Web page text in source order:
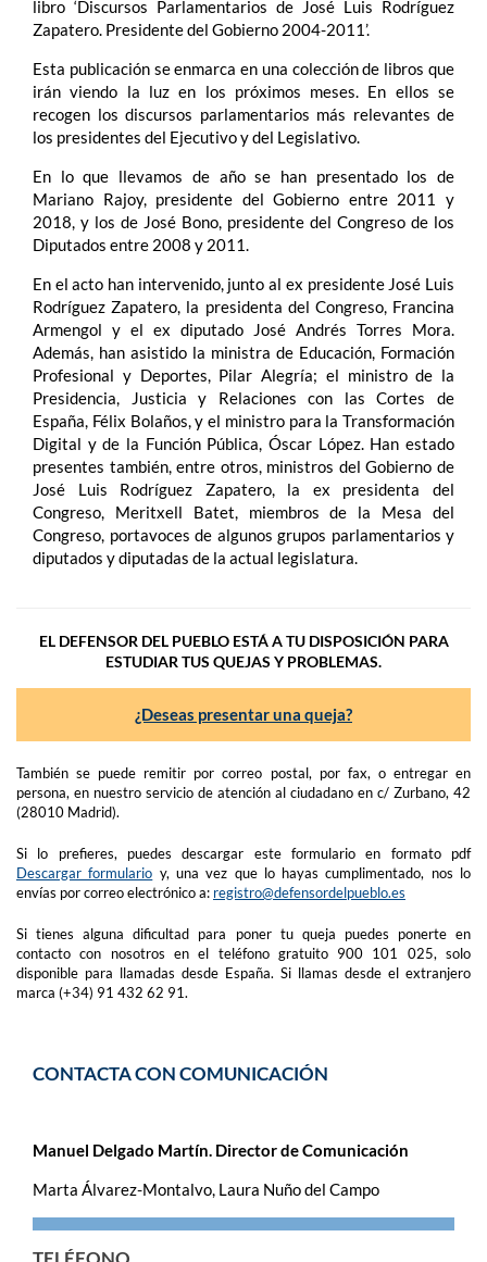
libro ‘Discursos Parlamentarios de José Luis Rodríguez
Zapatero. Presidente del Gobierno 2004-2011’.
Esta publicación se enmarca en una colección de libros que
irán viendo la luz en los próximos meses. En ellos se
recogen los discursos parlamentarios más relevantes de
los presidentes del Ejecutivo y del Legislativo.
En lo que llevamos de año se han presentado los de
Mariano Rajoy, presidente del Gobierno entre 2011 y
2018, y los de José Bono, presidente del Congreso de los
Diputados entre 2008 y 2011.
En el acto han intervenido, junto al ex presidente José Luis
Rodríguez Zapatero, la presidenta del Congreso, Francina
Armengol y el ex diputado José Andrés Torres Mora.
Además, han asistido la ministra de Educación, Formación
Profesional y Deportes, Pilar Alegría; el ministro de la
Presidencia, Justicia y Relaciones con las Cortes de
España, Félix Bolaños, y el ministro para la Transformación
Digital y de la Función Pública, Óscar López. Han estado
presentes también, entre otros, ministros del Gobierno de
José Luis Rodríguez Zapatero, la ex presidenta del
Congreso, Meritxell Batet, miembros de la Mesa del
Congreso, portavoces de algunos grupos parlamentarios y
diputados y diputadas de la actual legislatura.
EL DEFENSOR DEL PUEBLO ESTÁ A TU DISPOSICIÓN PARA
ESTUDIAR TUS QUEJAS Y PROBLEMAS.
¿Deseas presentar una queja?
También se puede remitir por correo postal, por fax, o entregar en
persona, en nuestro servicio de atención al ciudadano en c/ Zurbano, 42
(28010 Madrid).
Si lo prefieres, puedes descargar este formulario en formato pdf
Descargar formulario y, una vez que lo hayas cumplimentado, nos lo
envías por correo electrónico a: registro@defensordelpueblo.es
Si tienes alguna dificultad para poner tu queja puedes ponerte en
contacto con nosotros en el teléfono gratuito 900 101 025, solo
disponible para llamadas desde España. Si llamas desde el extranjero
marca (+34) 91 432 62 91.
CONTACTA CON COMUNICACIÓN
Manuel Delgado Martín. Director de Comunicación
Marta Álvarez-Montalvo, Laura Nuño del Campo